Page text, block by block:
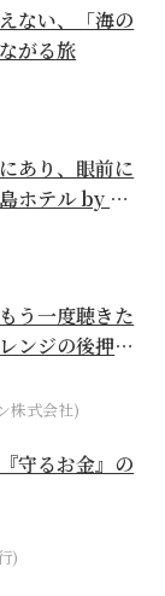
ない、「海の
がる旅
あり、眼前に
ホテル by 星
う一度聴きた
ンジの後押し
株式会社)
守るお金』の
)